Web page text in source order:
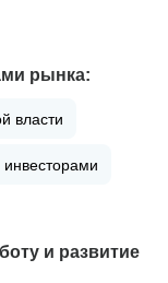
рынка:
власти
инвесторами
и развитие